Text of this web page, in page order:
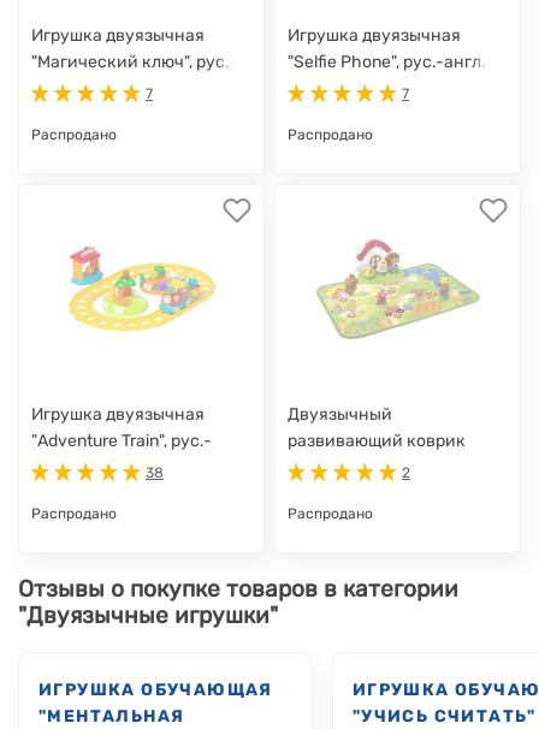
Игрушка двуязычная
"Магический ключ", рус.-
англ.
7
Распродано
Игрушка двуязычная
"Selfie Phone", рус.-англ.
7
Распродано
Игрушка двуязычная
"Adventure Train", рус.-
англ.
38
Распродано
Двуязычный
развивающий коврик
"Ферма", рус.-англ.
2
Распродано
Отзывы о покупке товаров в категории
"Двуязычные игрушки"
ИГРУШКА ОБУЧАЮЩАЯ
"МЕНТАЛЬНАЯ
ИГРУШКА
"УЧИСЬ СЧИТАТЬ"